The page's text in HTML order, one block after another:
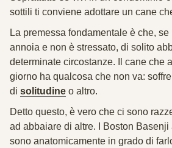
sottili ti conviene adottare un cane
La premessa fondamentale è che,
annoia e non è stressato, di solito
determinate circostanze. Il cane che
giorno ha qualcosa che non va:
di solitudine o altro.
Detto questo, è vero che ci sono
ad abbaiare di altre. I
Boston Basenji
sono anatomicamente in grado di